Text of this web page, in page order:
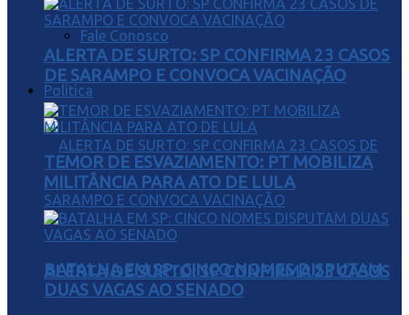
Fale Conosco
Política
ALERTA DE SURTO: SP CONFIRMA 23 CASOS
ALERTA DE SURTO: SP CONFIRMA 23 CASOS
DE SARAMPO E CONVOCA VACINAÇÃO
TEMOR DE ESVAZIAMENTO: PT MOBILIZA
MILITÂNCIA PARA ATO DE LULA
BATALHA EM SP: CINCO NOMES DISPUTAM
DUAS VAGAS AO SENADO